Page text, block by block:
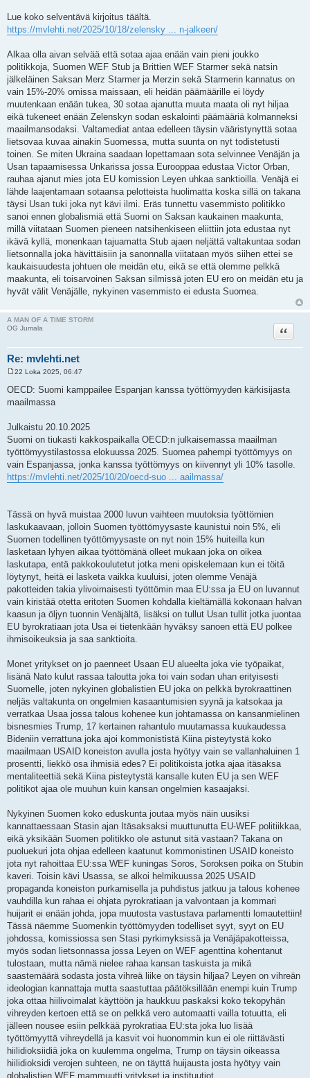
Lue koko selventävä kirjoitus täältä.
https://mvlehti.net/2025/10/18/zelensky ... n-jalkeen/
Alkaa olla aivan selvää että sotaa ajaa enään vain pieni joukko
politikkoja, Suomen WEF Stub ja Brittien WEF Starmer sekä natsin
jälkeläinen Saksan Merz Starmer ja Merzin sekä Starmerin kannatus on
vain 15%-20% omissa maissaan, eli heidän päämäärille ei löydy
muutenkaan enään tukea, 30 sotaa ajanutta muuta maata oli nyt hiljaa
eikä tukeneet enään Zelenskyn sodan eskalointi päämääriä kolmanneksi
maailmansodaksi. Valtamediat antaa edelleen täysin vääristynyttä sotaa
lietsovaa kuvaa ainakin Suomessa, mutta suunta on nyt todistetusti
toinen. Se miten Ukraina saadaan lopettamaan sota selvinnee Venäjän ja
Usan tapaamisessa Unkarissa jossa Eurooppaa edustaa Victor Orban,
rauhaa ajanut mies jota EU komission Leyen uhkaa sanktioilla. Venäjä ei
lähde laajentamaan sotaansa pelotteista huolimatta koska sillä on takana
täysi Usan tuki joka nyt kävi ilmi. Eräs tunnettu vasemmisto politikko
sanoi ennen globalismiä että Suomi on Saksan kaukainen maakunta,
millä viitataan Suomen pieneen natsihenkiseen eliittiin jota edustaa nyt
ikävä kyllä, monenkaan tajuamatta Stub ajaen neljättä valtakuntaa sodan
lietsonnalla joka hävittäisiin ja sanonnalla viitataan myös siihen ettei se
kaukaisuudesta johtuen ole meidän etu, eikä se että olemme pelkkä
maakunta, eli toisarvoinen Saksan silmissä joten EU ero on meidän etu ja
hyvät välit Venäjälle, nykyinen vasemmisto ei edusta Suomea.
A MAN OF A TIME STORM
OG Jumala
Re: mvlehti.net
Lainaa
i
e
s
22 Loka 2025, 06:47
OECD: Suomi kamppailee Espanjan kanssa työttömyyden kärkisijasta
maailmassa
Julkaistu 20.10.2025
Suomi on tiukasti kakkospaikalla OECD:n julkaisemassa maailman
työttömyystilastossa elokuussa 2025. Suomea pahempi työttömyys on
vain Espanjassa, jonka kanssa työttömyys on kiivennyt yli 10% tasolle.
https://mvlehti.net/2025/10/20/oecd-suo ... aailmassa/
Tässä on hyvä muistaa 2000 luvun vaihteen muutoksia työttömien
laskukaavaan, jolloin Suomen työttömyysaste kaunistui noin 5%, eli
Suomen todellinen työttömyysaste on nyt noin 15% huiteilla kun
lasketaan lyhyen aikaa työttömänä olleet mukaan joka on oikea
laskutapa, entä pakkokoulutetut jotka meni opiskelemaan kun ei töitä
löytynyt, heitä ei lasketa vaikka kuuluisi, joten olemme Venäjä
pakotteiden takia ylivoimaisesti työttömin maa EU:ssa ja EU on luvannut
vain kiristää otetta eritoten Suomen kohdalla kieltämällä kokonaan halvan
kaasun ja öljyn tuonnin Venäjältä, lisäksi on tullut Usan tullit jotka juontaa
EU byrokratiaan jota Usa ei tietenkään hyväksy sanoen että EU polkee
ihmisoikeuksia ja saa sanktioita.
Monet yritykset on jo paenneet Usaan EU alueelta joka vie työpaikat,
lisänä Nato kulut rassaa taloutta joka toi vain sodan uhan erityisesti
Suomelle, joten nykyinen globalistien EU joka on pelkkä byrokraattinen
neljäs valtakunta on ongelmien kasaantumisien syynä ja katsokaa ja
verratkaa Usaa jossa talous kohenee kun johtamassa on kansanmielinen
bisnesmies Trump, 17 kertainen rahantulo muutamassa kuukaudessa
Bideniin verrattuna joka ajoi kommonististä Kiina pisteytystä koko
maailmaan USAID koneiston avulla josta hyötyy vain se vallanhaluinen 1
prosentti, liekkö osa ihmisiä edes? Ei politikoista jotka ajaa itäsaksa
mentaliteettiä sekä Kiina pisteytystä kansalle kuten EU ja sen WEF
politikot ajaa ole muuhun kuin kansan ongelmien kasaajaksi.
Nykyinen Suomen koko eduskunta joutaa myös näin uusiksi
kannattaessaan Stasin ajan Itäsaksaksi muuttunutta EU-WEF politiikkaa,
eikä yksikään Suomen politikko ole astunut sitä vastaan? Takana on
puoluekuri jota ohjaa edelleen kaatunut kommonistinen USAID koneisto
jota nyt rahoittaa EU:ssa WEF kuningas Soros, Soroksen poika on Stubin
kaveri. Toisin kävi Usassa, se alkoi helmikuussa 2025 USAID
propaganda koneiston purkamisella ja puhdistus jatkuu ja talous kohenee
vauhdilla kun rahaa ei ohjata pyrokratiaan ja valvontaan ja kommari
huijarit ei enään johda, jopa muutosta vastustava parlamentti lomautettiin!
Tässä näemme Suomenkin työttömyyden todelliset syyt, syyt on EU
johdossa, komissiossa sen Stasi pyrkimyksissä ja Venäjäpakotteissa,
myös sodan lietsonnassa jossa Leyen on WEF agenttina kohentanut
tulostaan, mutta nämä nielee rahaa kansan taskuista ja mikä
saastemäärä sodasta josta vihreä liike on täysin hiljaa? Leyen on vihreän
ideologian kannattaja mutta saastuttaa päätöksillään enempi kuin Trump
joka ottaa hiilivoimalat käyttöön ja haukkuu paskaksi koko tekopyhän
vihreyden kertoen että se on pelkkä vero automaatti vailla totuutta, eli
jälleen nousee esiin pelkkää pyrokratiaa EU:sta joka luo lisää
työttömyyttä vihreydellä ja kasvit voi huonommin kun ei ole riittävästi
hiilidioksiidiä joka on kuulemma ongelma, Trump on täysin oikeassa
hiilidioksidi verojen suhteen, ne on täyttä huijausta josta hyötyy vain
globalistien WEF mammuutti yritykset ja instituutiot.